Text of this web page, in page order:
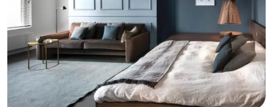
Experiences
Villages
&
villes
Visites
guidées
Sports